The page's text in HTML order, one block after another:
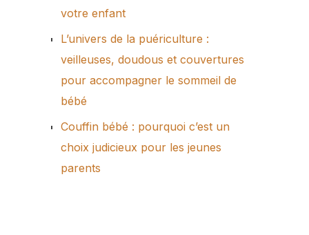
votre enfant
L’univers de la puériculture :
veilleuses, doudous et couvertures
pour accompagner le sommeil de
bébé
Couffin bébé : pourquoi c’est un
choix judicieux pour les jeunes
parents